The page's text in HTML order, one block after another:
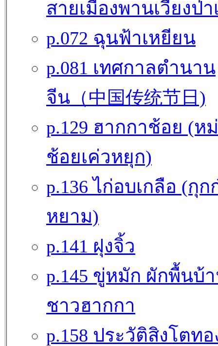
สายเมืองพานเวียงป่า
p.072 ฉุนฟ้าเหยียน
p.081 เทศกาลตำนาน
จีน（中国传统节日)
p.129 ฮากกาช้อย (ห
ช้อยเค่วหยุก)
p.136 ไก่อบเกลือ (กุก
หยาม)
p.141 ฝุงจิ้ว
p.145 ขู่หมัก ผักพื้นบ้
ชาวฮากกา
p.158 ประวัติสิงโตท